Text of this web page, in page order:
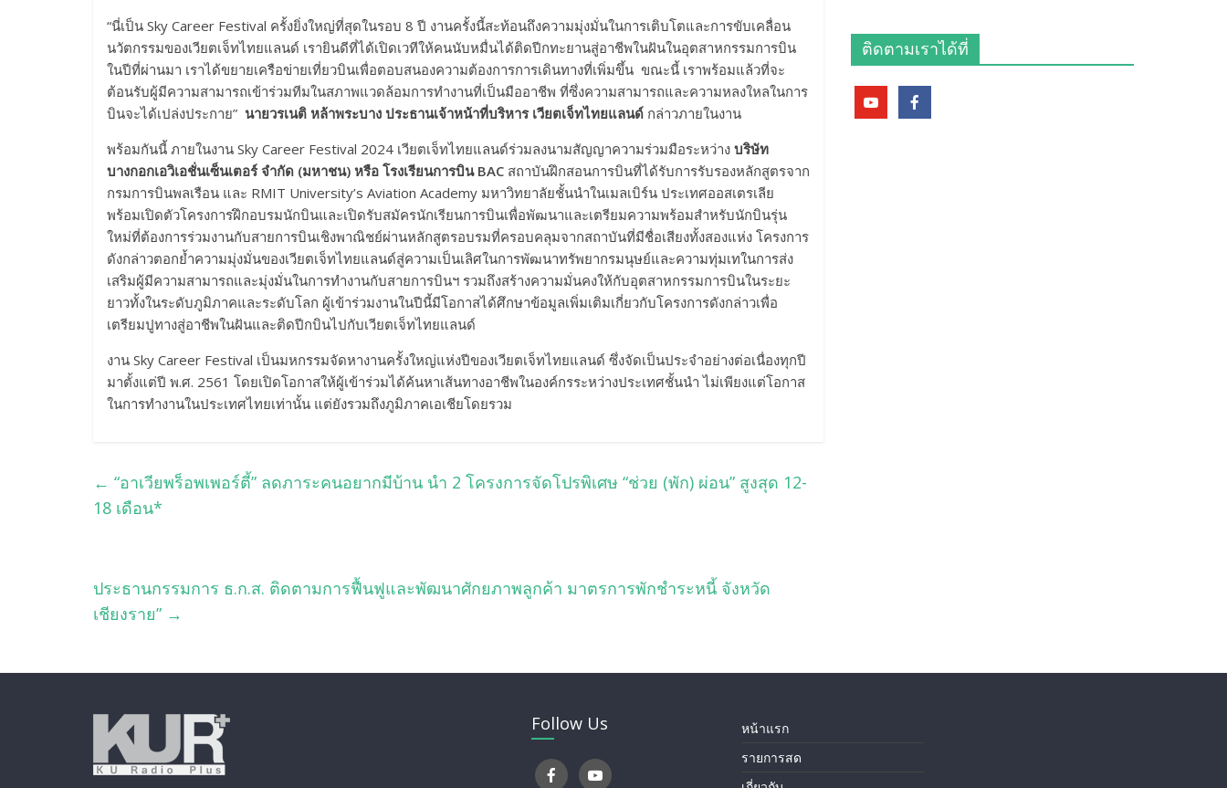
“นี่เป็น Sky Career Festival ครั้งยิ่งใหญ่ที่สุดในรอบ 8 ปี งานครั้งนี้สะท้อนถึงความมุ่งมั่นในการเติบโตและการขับเคลื่อน
นวัตกรรมของเวียตเจ็ทไทยแลนด์ เรายินดีที่ได้เปิดเวทีให้คนนับหมื่นได้ติดปีกทะยานสู่อาชีพในฝันในอุตสาหกรรมการบิน
ในปีที่ผ่านมา เราได้ขยายเครือข่ายเที่ยวบินเพื่อตอบสนองความต้องการการเดินทางที่เพิ่มขึ้น ขณะนี้ เราพร้อมแล้วที่จะ
ต้อนรับผู้มีความสามารถเข้าร่วมทีมในสภาพแวดล้อมการทำงานที่เป็นมืออาชีพ ที่ซึ่งความสามารถและความหลงใหลในการ
บินจะได้เปล่งประกาย” นายวรเนติ หล้าพระบาง ประธานเจ้าหน้าที่บริหาร เวียตเจ็ทไทยแลนด์ กล่าวภายในงาน
พร้อมกันนี้ ภายในงาน Sky Career Festival 2024 เวียตเจ็ทไทยแลนด์ร่วมลงนามสัญญาความร่วมมือระหว่าง บริษัท
บางกอกเอวิเอชั่นเซ็นเตอร์ จำกัด (มหาชน) หรือ โรงเรียนการบิน BAC สถาบันฝึกสอนการบินที่ได้รับการรับรองหลักสูตรจาก
กรมการบินพลเรือน และ RMIT University’s Aviation Academy มหาวิทยาลัยชั้นนำในเมลเบิร์น ประเทศออสเตรเลีย
พร้อมเปิดตัวโครงการฝึกอบรมนักบินและเปิดรับสมัครนักเรียนการบินเพื่อพัฒนาและเตรียมความพร้อมสำหรับนักบินรุ่น
ใหม่ที่ต้องการร่วมงานกับสายการบินเชิงพาณิชย์ผ่านหลักสูตรอบรมที่ครอบคลุมจากสถาบันที่มีชื่อเสียงทั้งสองแห่ง โครงการ
ดังกล่าวตอกย้ำความมุ่งมั่นของเวียตเจ็ทไทยแลนด์สู่ความเป็นเลิศในการพัฒนาทรัพยากรมนุษย์และความทุ่มเทในการส่ง
เสริมผู้มีความสามารถและมุ่งมั่นในการทำงานกับสายการบินฯ รวมถึงสร้างความมั่นคงให้กับอุตสาหกรรมการบินในระยะ
ยาวทั้งในระดับภูมิภาคและระดับโลก ผู้เข้าร่วมงานในปีนี้มีโอกาสได้ศึกษาข้อมูลเพิ่มเติมเกี่ยวกับโครงการดังกล่าวเพื่อ
เตรียมปูทางสู่อาชีพในฝันและติดปีกบินไปกับเวียตเจ็ทไทยแลนด์
งาน Sky Career Festival เป็นมหกรรมจัดหางานครั้งใหญ่แห่งปีของเวียตเจ็ทไทยแลนด์ ซึ่งจัดเป็นประจำอย่างต่อเนื่องทุกปี
มาตั้งแต่ปี พ.ศ. 2561 โดยเปิดโอกาสให้ผู้เข้าร่วมได้ค้นหาเส้นทางอาชีพในองค์กรระหว่างประเทศชั้นนำ ไม่เพียงแต่โอกาส
ในการทำงานในประเทศไทยเท่านั้น แต่ยังรวมถึงภูมิภาคเอเชียโดยรวม
← “อาเวียพร็อพเพอร์ตี้” ลดภาระคนอยากมีบ้าน นำ 2 โครงการจัดโปรพิเศษ “ช่วย (พัก) ผ่อน” สูงสุด 12-
18 เดือน*
ประธานกรรมการ ธ.ก.ส. ติดตามการฟื้นฟูและพัฒนาศักยภาพลูกค้า มาตรการพักชำระหนี้ จังหวัด
เชียงราย” →
ติดตามเราได้ที่
Follow Us
หน้าแรก
รายการสด